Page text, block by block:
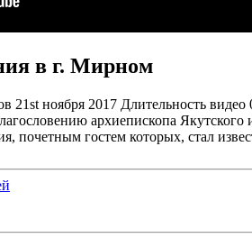
в г. Мирном
21st ноября 2017 Длительность видео
архиепископа
почетным гостем которых, стал